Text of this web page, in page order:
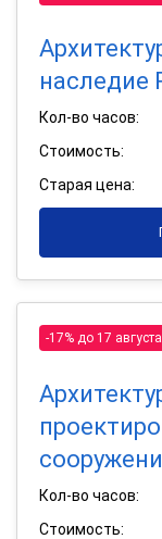
наследие
Кол-во часов:
Стоимость:
Старая цена:
-17% до 17 августа
Кол-во часов:
Стоимость: